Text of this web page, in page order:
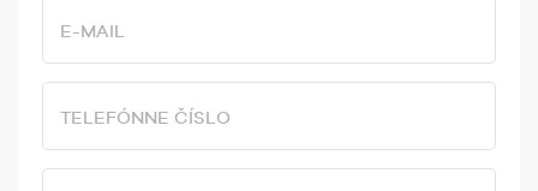
E-MAIL
TELEFÓNNE ČÍSLO